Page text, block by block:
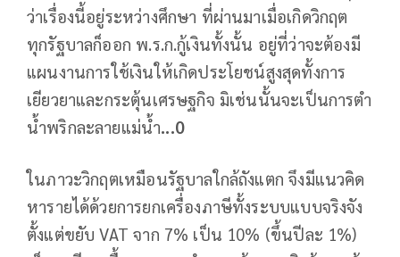
ว่าเรื่องนี้อยู่ระหว่างศึกษา ที่ผ่านมาเมื่อเกิดวิกฤต
ทุกรัฐบาลก็ออก พ.ร.ก.กู้เงินทั้งนั้น อยู่ที่ว่าจะต้องมี
แผนงานการใช้เงินให้เกิดประโยชน์สูงสุดทั้งการ
เยียวยาและกระตุ้นเศรษฐกิจ มิเช่นนั้นจะเป็นการตำ
น้ำพริกละลายแม่น้ำ...0
ในภาวะวิกฤตเหมือนรัฐบาลใกล้ถังแตก จึงมีแนวคิด
หารายได้ด้วยการยกเครื่องภาษีทั้งระบบแบบจริงจัง
ตั้งแต่ขยับ VAT จาก 7% เป็น 10% (ขึ้นปีละ 1%)